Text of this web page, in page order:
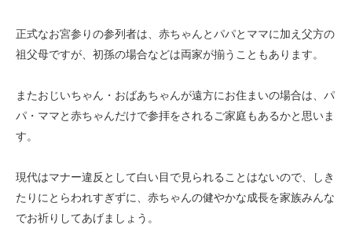
正式なお宮参りの参列者は、赤ちゃんとパパとママに加え父方の
祖父母ですが、初孫の場合などは両家が揃うこともあります。
またおじいちゃん・おばあちゃんが遠方にお住まいの場合は、パ
パ・ママと赤ちゃんだけで参拝をされるご家庭もあるかと思いま
す。
現代はマナー違反として白い目で見られることはないので、しき
たりにとらわれすぎずに、赤ちゃんの健やかな成長を家族みんな
でお祈りしてあげましょう。